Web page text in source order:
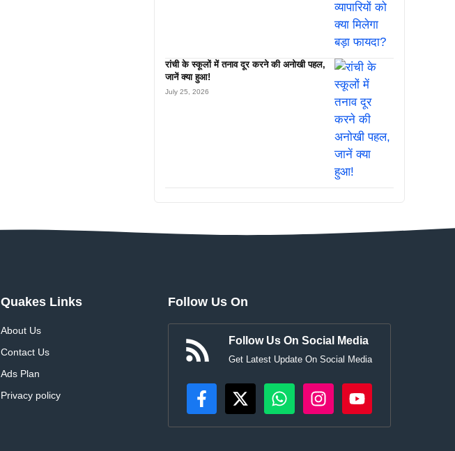
रांची के स्कूलों में तनाव दूर करने की अनोखी पहल,
जानें क्या हुआ!
July 25, 2026
Quakes Links
About Us
Contact Us
Ads Plan
Privacy policy
Follow Us On
Follow Us On Social Media
Get Latest Update On Social Media